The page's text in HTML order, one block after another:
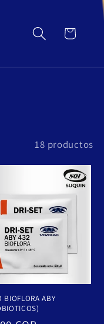
Carrito
18 productos
BIOFLORA ABY